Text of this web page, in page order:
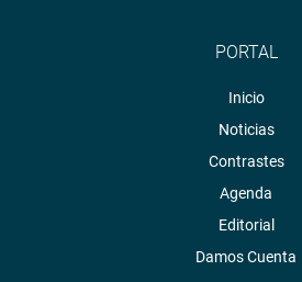
PORTAL
Inicio
Noticias
Contrastes
Agenda
Editorial
Damos Cuenta